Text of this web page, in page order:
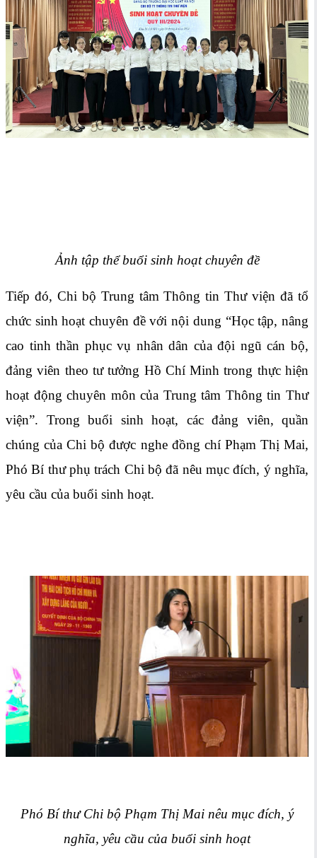
Ảnh tập thể buổi sinh hoạt chuyên đề
Tiếp đó, Chi bộ Trung tâm Thông tin Thư viện đã tổ
chức sinh hoạt chuyên đề với nội dung “Học tập, nâng
cao tinh thần phục vụ nhân dân của đội ngũ cán bộ,
đảng viên theo tư tưởng Hồ Chí Minh trong thực hiện
hoạt động chuyên môn của Trung tâm Thông tin Thư
viện”. Trong buổi sinh hoạt, các đảng viên, quần
chúng của Chi bộ được nghe đồng chí Phạm Thị Mai,
Phó Bí thư phụ trách Chi bộ đã nêu mục đích, ý nghĩa,
yêu cầu của buổi sinh hoạt.
Phó Bí thư Chi bộ Phạm Thị Mai nêu mục đích, ý
nghĩa, yêu cầu của buổi sinh hoạt